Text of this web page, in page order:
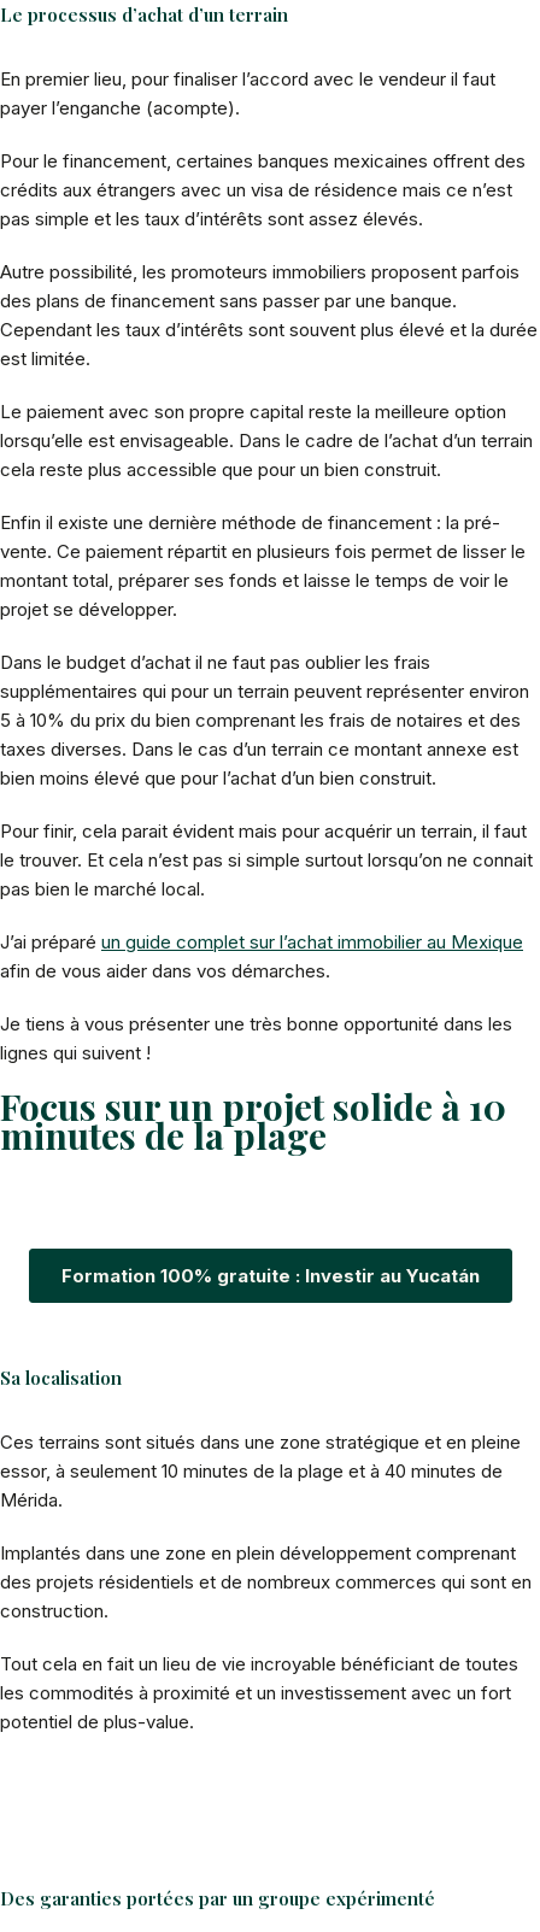
Le processus d’achat d’un terrain
En premier lieu, pour finaliser l’accord avec le vendeur il faut
payer l’enganche (acompte).
Pour le financement, certaines banques mexicaines offrent des
crédits aux étrangers avec un visa de résidence mais ce n’est
pas simple et les taux d’intérêts sont assez élevés.
Autre possibilité, les promoteurs immobiliers proposent parfois
des plans de financement sans passer par une banque.
Cependant les taux d’intérêts sont souvent plus élevé et la durée
est limitée.
Le paiement avec son propre capital reste la meilleure option
lorsqu’elle est envisageable. Dans le cadre de l’achat d’un terrain
cela reste plus accessible que pour un bien construit.
Enfin il existe une dernière méthode de financement : la pré-
vente. Ce paiement répartit en plusieurs fois permet de lisser le
montant total, préparer ses fonds et laisse le temps de voir le
projet se développer.
Dans le budget d’achat il ne faut pas oublier les frais
supplémentaires qui pour un terrain peuvent représenter environ
5 à 10% du prix du bien comprenant les frais de notaires et des
taxes diverses. Dans le cas d’un terrain ce montant annexe est
bien moins élevé que pour l’achat d’un bien construit.
Pour finir, cela parait évident mais pour acquérir un terrain, il faut
le trouver. Et cela n’est pas si simple surtout lorsqu’on ne connait
pas bien le marché local.
J’ai préparé un guide complet sur l’achat immobilier au Mexique
afin de vous aider dans vos démarches.
Je tiens à vous présenter une très bonne opportunité dans les
lignes qui suivent !
Focus sur un projet solide à 10
minutes de la plage
Formation 100% gratuite : Investir au Yucatán
Sa localisation
Ces terrains sont situés dans une zone stratégique et en pleine
essor, à seulement 10 minutes de la plage et à 40 minutes de
Mérida.
Implantés dans une zone en plein développement comprenant
des projets résidentiels et de nombreux commerces qui sont en
construction.
Tout cela en fait un lieu de vie incroyable bénéficiant de toutes
les commodités à proximité et un investissement avec un fort
potentiel de plus-value.
Des garanties portées par un groupe expérimenté